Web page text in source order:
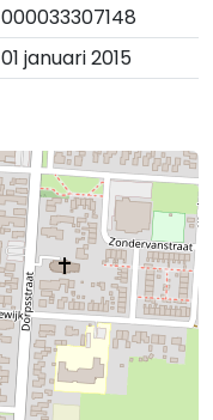
000033307148
01 januari 2015